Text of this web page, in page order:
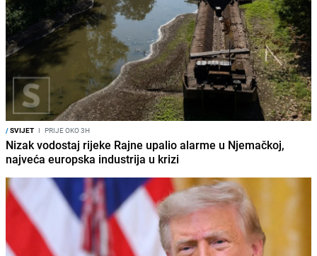
/SVIJET I PRIJE OKO 3H
Nizak vodostaj rijeke Rajne upalio alarme u Njemačkoj,
najveća europska industrija u krizi